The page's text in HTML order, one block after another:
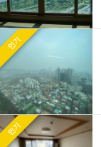
인기
인기